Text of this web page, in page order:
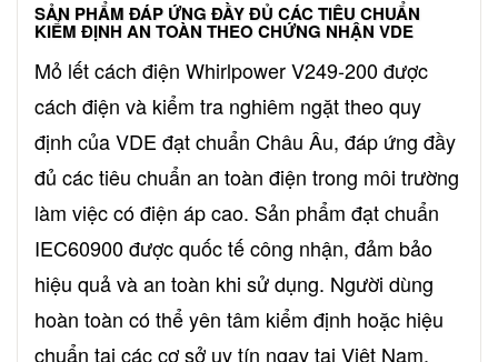
SẢN PHẨM ĐÁP ỨNG ĐẦY ĐỦ CÁC TIÊU CHUẨN
KIỂM ĐỊNH AN TOÀN THEO CHỨNG NHẬN VDE
Mỏ lết cách điện Whirlpower V249-200 được
cách điện và kiểm tra nghiêm ngặt theo quy
định của VDE đạt chuẩn Châu Âu, đáp ứng đầy
đủ các tiêu chuẩn an toàn điện trong môi trường
làm việc có điện áp cao. Sản phẩm đạt chuẩn
IEC60900 được quốc tế công nhận, đảm bảo
hiệu quả và an toàn khi sử dụng. Người dùng
hoàn toàn có thể yên tâm kiểm định hoặc hiệu
chuẩn tại các cơ sở uy tín ngay tại Việt Nam,